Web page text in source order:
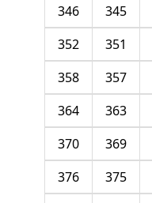
345
346
351
352
357
358
363
364
369
370
375
376